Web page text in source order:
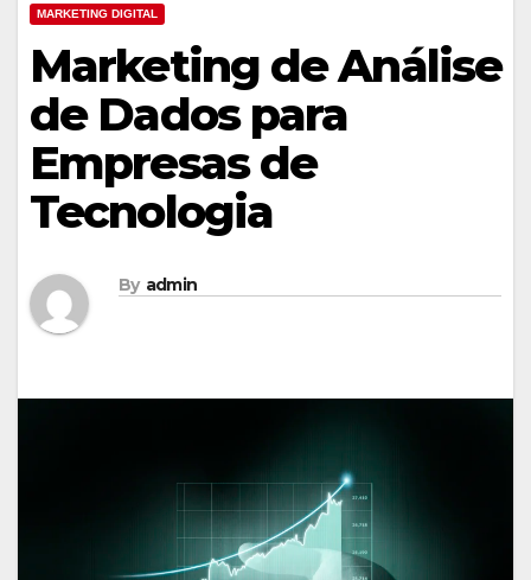
MARKETING DIGITAL
Marketing de Análise
de Dados para
Empresas de
Tecnologia
By admin